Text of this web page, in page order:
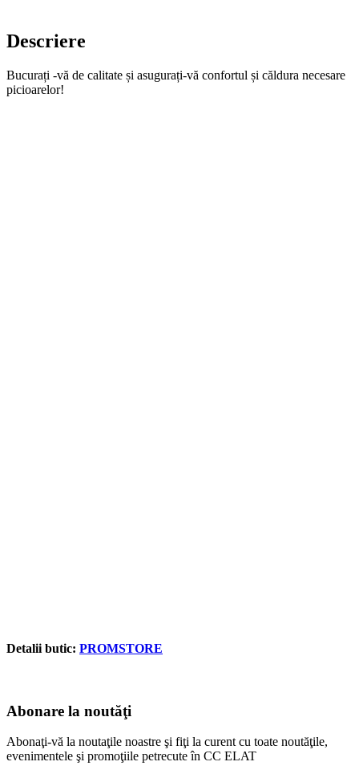
Descriere
Bucurați -vă de calitate și asugurați-vă confortul și căldura necesare
picioarelor!
Detalii butic: PROMSTORE
Abonare la noutăţi
Abonaţi-vă la noutaţile noastre şi fiţi la curent cu toate noutăţile,
evenimentele şi promoţiile petrecute în CC ELAT